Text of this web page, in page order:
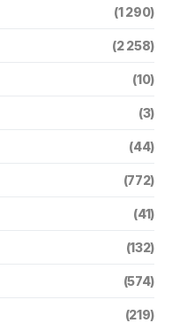
(1 290)
(2 258)
(10)
(3)
(44)
(772)
(41)
(132)
(574)
(219)